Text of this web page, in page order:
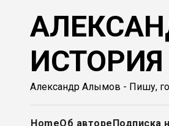
Александр Алымов - Пишу,
HomeОб автореПодписка